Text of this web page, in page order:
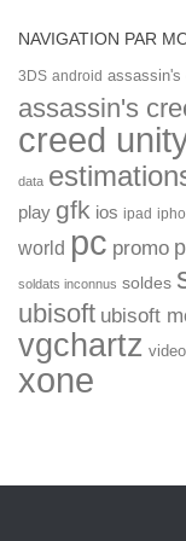
NAVIGATION PAR
3DS android assassin's
assassin's
creed
data
play gfk ios ipad
world pc promo
soldats inconnus soldes
ubisoft ubisoft
vgchartz video
xone